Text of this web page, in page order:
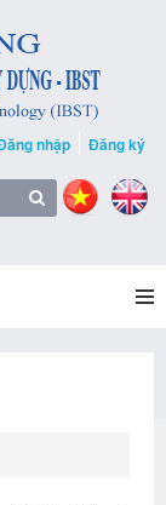
nhập Đăng ký